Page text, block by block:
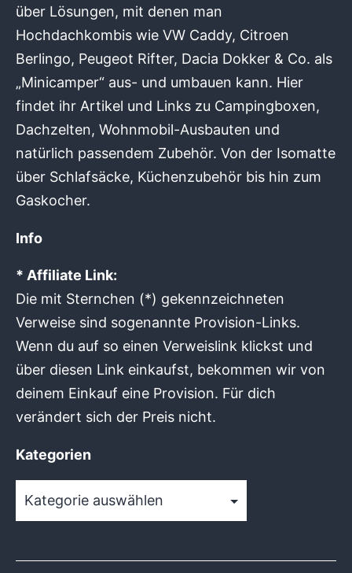
über Lösungen, mit denen man
Hochdachkombis wie VW Caddy, Citroen
Berlingo, Peugeot Rifter, Dacia Dokker & Co. als
„Minicamper“ aus- und umbauen kann. Hier
findet ihr Artikel und Links zu Campingboxen,
Dachzelten, Wohnmobil-Ausbauten und
natürlich passendem Zubehör. Von der Isomatte
über Schlafsäcke, Küchenzubehör bis hin zum
Gaskocher.
Info
* Affiliate Link:
Die mit Sternchen (*) gekennzeichneten
Verweise sind sogenannte Provision-Links.
Wenn du auf so einen Verweislink klickst und
über diesen Link einkaufst, bekommen wir von
deinem Einkauf eine Provision. Für dich
verändert sich der Preis nicht.
Kategorien
Kategorien